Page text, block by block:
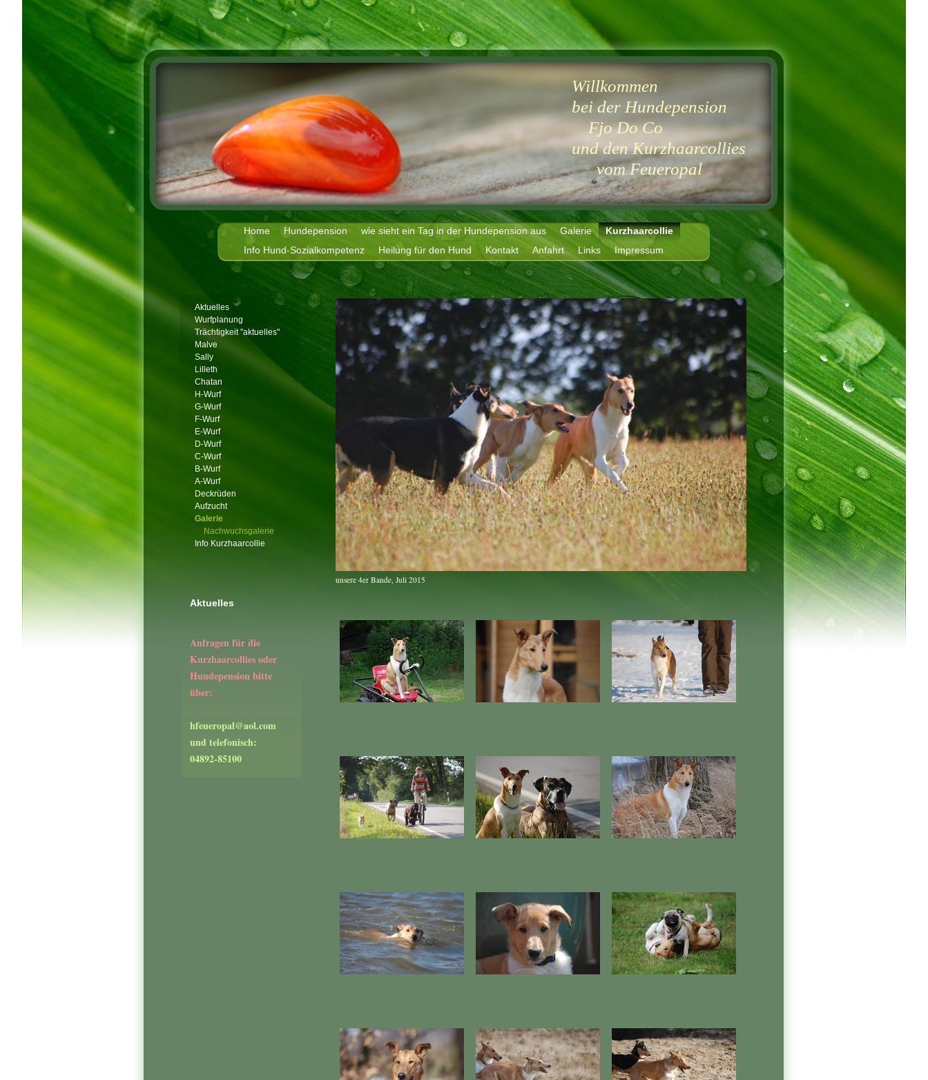
Willkommen
bei der Hundepension
Fjo Do Co
und den Kurzhaarcollies
vom Feueropal
Home Hundepension wie sieht ein Tag in der Hundepension aus Galerie
Kurzhaarcollie
Info Hund-Sozialkompetenz
Heilung für den Hund Kontakt Anfahrt Links Impressum
unsere 4er Bande, Juli 2015
Aktuelles
Wurfplanung
Trächtigkeit "aktuelles"
Malve
Sally
Lilleth
Chatan
H-Wurf
G-Wurf
F-Wurf
E-Wurf
D-Wurf
C-Wurf
B-Wurf
A-Wurf
Deckrüden
Aufzucht
Galerie
Nachwuchsgalerie
Info Kurzhaarcollie
Aktuelles
Anfragen für die
Kurzhaarcollies oder
Hundepension bitte
über:
hfeueropal@aol.com
und telefonisch:
04892-85100